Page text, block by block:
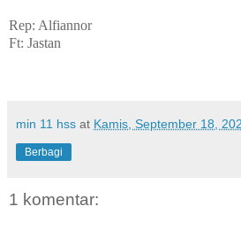
Rep: Alfiannor
Ft: Jastan
min 11 hss at Kamis, September 18,
Berbagi
1 komentar: